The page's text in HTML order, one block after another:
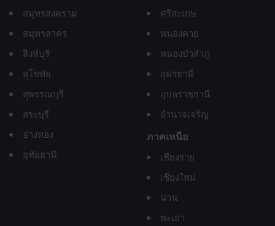
สมุทรสงคราม
สมุทรสาคร
สิงห์บุรี
สุโขทัย
สุพรรณบุรี
สระบุรี
อ่างทอง
อุทัยธานี
ศรีสะเกษ
หนองคาย
หนองบัวลำภู
อุดรธานี
อุบลราชธานี
อำนาจเจริญ
ภาคเหนือ
เชียงราย
เชียงใหม่
น่าน
พะเยา